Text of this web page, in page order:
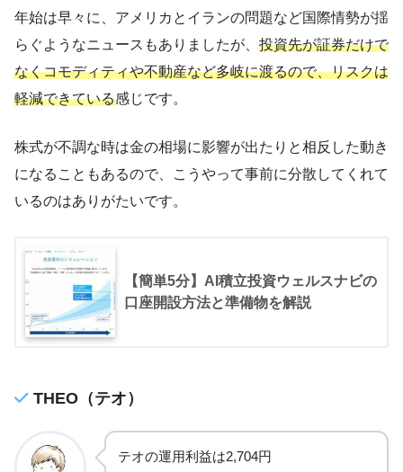
年始は早々に、アメリカとイランの問題など国際情勢が揺
らぐようなニュースもありましたが、 投資先が証券だけで
なくコモディティや不動産など多岐に渡るので、リスクは
軽減できている感じです。
株式が不調な時は金の相場に影響が出たりと相反した動き
になることもあるので、こうやって事前に分散してくれて
いるのはありがたいです。
【簡単5分】AI積立投資ウェルスナビの
口座開設方法と準備物を解説
THEO（テオ）
テオの運用利益は2,704円